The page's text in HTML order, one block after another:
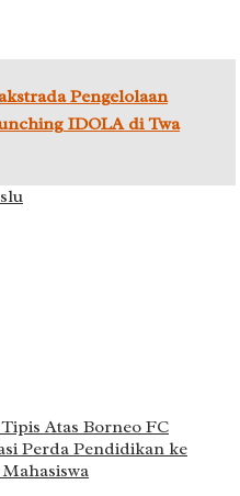
Pengelolaan
IDOLA di Twa
Atas Borneo FC
Perda Pendidikan ke